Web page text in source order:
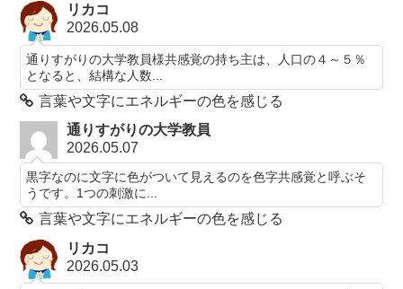
リカコ
2026.05.08
通りすがりの大学教員様共感覚の持ち主は、人口の４～５％
となると、結構な人数...
言葉や文字にエネルギーの色を感じる
通りすがりの大学教員
2026.05.07
黒字なのに文字に色がついて見えるのを色字共感覚と呼ぶそ
うです。1つの刺激に...
言葉や文字にエネルギーの色を感じる
リカコ
2026.05.03